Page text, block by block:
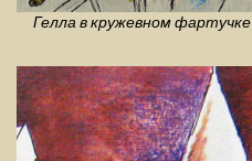
Гелла в кружевном фартучке